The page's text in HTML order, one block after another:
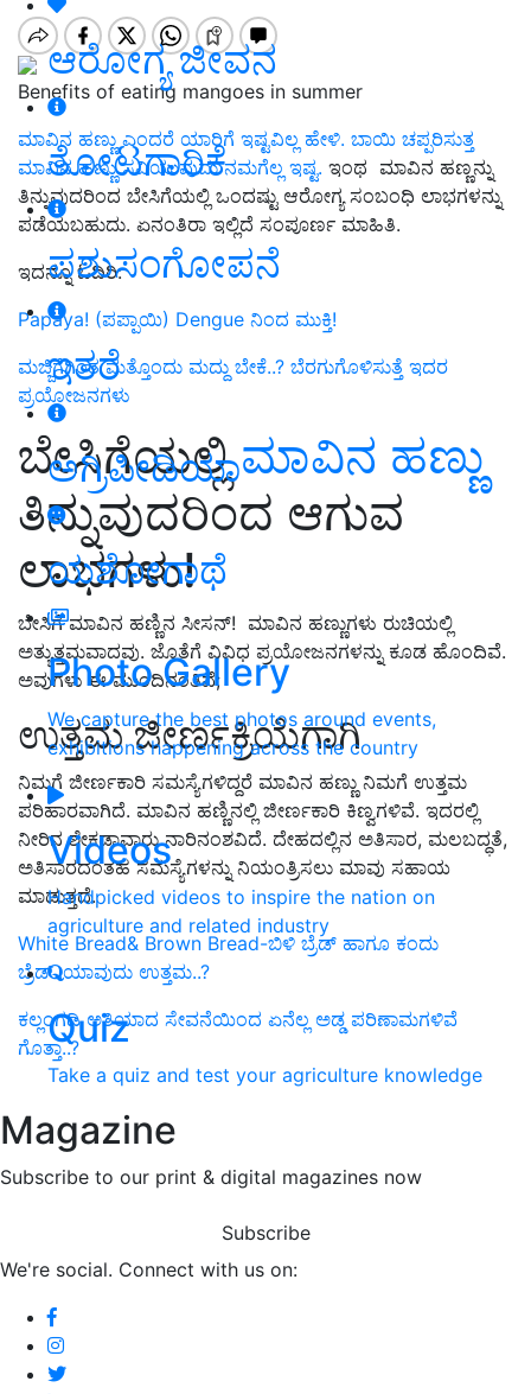
ಆರೋಗ್ಯ ಜೀವನ
ತೋಟಗಾರಿಕೆ
ಪಶುಸಂಗೋಪನೆ
ಇತರೆ
ಅಗ್ರಿಪೀಡಿಯಾ
ಯಶೋಗಾಥೆ
Photo Gallery
We capture the best photos around events,
exhibitions happening across the country
Videos
Handpicked videos to inspire the nation on
agriculture and related industry
Quiz
Take a quiz and test your agriculture knowledge
Magazine
Subscribe to our print & digital magazines now
Subscribe
We're social. Connect with us on:
Benefits of eating mangoes in summer
ಮಾವಿನ ಹಣ್ಣು ಎಂದರೆ ಯಾರಿಗೆ ಇಷ್ಟವಿಲ್ಲ ಹೇಳಿ. ಬಾಯಿ ಚಪ್ಪರಿಸುತ್ತ
ಮಾವಿನ ಹಣ್ಣು ಸವಿಯುವುದು ನಮಗೆಲ್ಲ ಇಷ್ಟ. ಇಂಥ ಮಾವಿನ ಹಣ್ಣನ್ನು
ತಿನ್ನುವುದರಿಂದ ಬೇಸಿಗೆಯಲ್ಲಿ ಒಂದಷ್ಟು ಆರೋಗ್ಯ ಸಂಬಂಧಿ ಲಾಭಗಳನ್ನು
ಪಡೆಯಬಹುದು. ಏನಂತಿರಾ ಇಲ್ಲಿದೆ ಸಂಪೂರ್ಣ ಮಾಹಿತಿ.
ಇದನ್ನೂ ಓದಿರಿ:
Papaya! (ಪಪ್ಪಾಯಿ) Dengue ನಿಂದ ಮುಕ್ತಿ!
ಮಜ್ಜಿಗೆಗಿಂತ ಮತ್ತೊಂದು ಮದ್ದು ಬೇಕೆ..? ಬೆರಗುಗೊಳಿಸುತ್ತೆ ಇದರ
ಪ್ರಯೋಜನಗಳು
ಬೇಸಿಗೆಯಲ್ಲಿಮಾವಿನ ಹಣ್ಣು
ತಿನ್ನುವುದರಿಂದ ಆಗುವ
ಲಾಭಗಳು!
ಬೇಸಿಗೆ ಮಾವಿನ ಹಣ್ಣಿನ ಸೀಸನ್! ಮಾವಿನ ಹಣ್ಣುಗಳು ರುಚಿಯಲ್ಲಿ
ಅತ್ಯುತ್ತಮವಾದವು. ಜೊತೆಗೆ ವಿವಿಧ ಪ್ರಯೋಜನಗಳನ್ನು ಕೂಡ ಹೊಂದಿವೆ.
ಅವುಗಳು ಈ ಮುಂದಿನಂತಿವೆ;
ಉತ್ತಮ ಜೀರ್ಣಕ್ರಿಯೆಗಾಗಿ
ನಿಮಗೆ ಜೀರ್ಣಕಾರಿ ಸಮಸ್ಯೆಗಳಿದ್ದರೆ ಮಾವಿನ ಹಣ್ಣು ನಿಮಗೆ ಉತ್ತಮ
ಪರಿಹಾರವಾಗಿದೆ. ಮಾವಿನ ಹಣ್ಣಿನಲ್ಲಿ ಜೀರ್ಣಕಾರಿ ಕಿಣ್ವಗಳಿವೆ. ಇದರಲ್ಲಿ
ನೀರಿನ ಶೇಕಡಾವಾರು ನಾರಿನಂಶವಿದೆ. ದೇಹದಲ್ಲಿನ ಅತಿಸಾರ, ಮಲಬದ್ಧತೆ,
ಅತಿಸಾರದಂತಹ ಸಮಸ್ಯೆಗಳನ್ನು ನಿಯಂತ್ರಿಸಲು ಮಾವು ಸಹಾಯ
ಮಾಡುತ್ತದೆ.
White Bread& Brown Bread-ಬಿಳಿ ಬ್ರೆಡ್ ಹಾಗೂ ಕಂದು
ಬ್ರೆಡ್..ಯಾವುದು ಉತ್ತಮ..?
ಕಲ್ಲಂಗಡಿ ಅತಿಯಾದ ಸೇವನೆಯಿಂದ ಏನೆಲ್ಲ ಅಡ್ಡ ಪರಿಣಾಮಗಳಿವೆ
ಗೊತ್ತಾ..?